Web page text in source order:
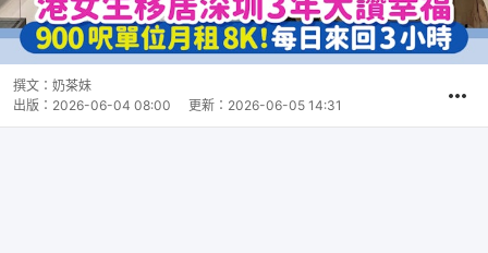
撰文： 奶茶妹
出版： 2026-06-04 08:00 更新： 2026-06-05 14:31